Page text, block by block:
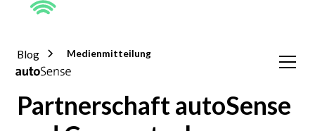
Blog Medienmitteilung
Partnerschaft autoSense